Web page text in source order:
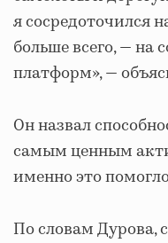
я сосредоточился
больше всего, — на
платформ», —
Он назвал
самым ценным
именно это
По словам Дурова,